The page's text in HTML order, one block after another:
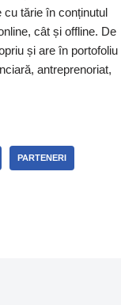
cu tărie în conținutul
cât și offline. De
și are în portofoliu
antreprenoriat,
PARTENERI